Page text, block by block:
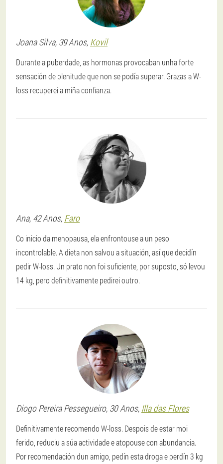
Joana Silva, 39 Anos, Kovil
Durante a puberdade, as hormonas provocaban unha forte
sensación de plenitude que non se podía superar. Grazas a W-
loss recuperei a miña confianza.
Ana, 42 Anos, Faro
Co inicio da menopausa, ela enfrontouse a un peso
incontrolable. A dieta non salvou a situación, así que decidín
pedir W-loss. Un prato non foi suficiente, por suposto, só levou
14 kg, pero definitivamente pedirei outro.
Diogo Pereira Pessegueiro, 30 Anos, Illa das Flores
Definitivamente recomendo W-loss. Despois de estar moi
ferido, reduciu a súa actividade e atopouse con abundancia.
Por recomendación dun amigo, pedín esta droga e perdín 3 kg